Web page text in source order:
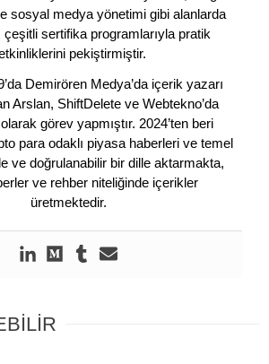
sosyal medya yönetimi gibi alanlarda
çeşitli sertifika programlarıyla pratik
pekiştirmiştir.
Demirören Medya’da içerik yazarı
Arslan, ShiftDelete ve Webtekno’da
görev yapmıştır. 2024’ten beri
para odaklı piyasa haberleri ve temel
ve doğrulanabilir bir dille aktarmakta,
ve rehber niteliğinde içerikler
üretmektedir.